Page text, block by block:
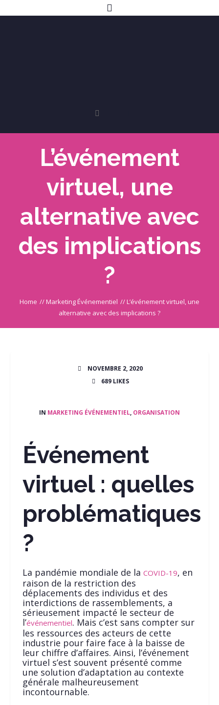
L’événement
virtuel, une
alternative avec
des implications
?
Home //Marketing Événementiel //L’événement virtuel, une
alternative avec des implications ?
NOVEMBRE 2, 2020
689 LIKES
IN MARKETING ÉVÉNEMENTIEL, ORGANISATION
Événement
virtuel : quelles
problématiques
?
La pandémie mondiale de la COVID-19, en
raison de la restriction des
déplacements des individus et des
interdictions de rassemblements, a
sérieusement impacté le secteur de
l’événementiel. Mais c’est sans compter sur
les ressources des acteurs de cette
industrie pour faire face à la baisse de
leur chiffre d’affaires. Ainsi, l’événement
virtuel s’est souvent présenté comme
une solution d’adaptation au contexte
générale malheureusement
incontournable.